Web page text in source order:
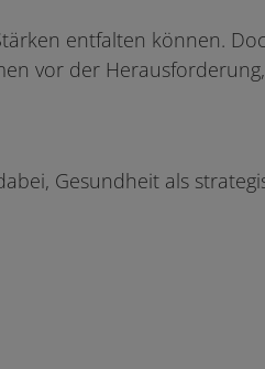
entfalten können.
vor der
Gesundheit als